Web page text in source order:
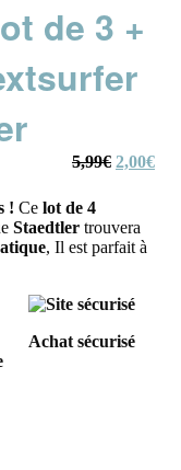
de 3 +
5,99€ Le
5,99€.
2,00€Le
! Ce lot de 4
Staedtler trouvera
, Il est parfait à
Achat sécurisé